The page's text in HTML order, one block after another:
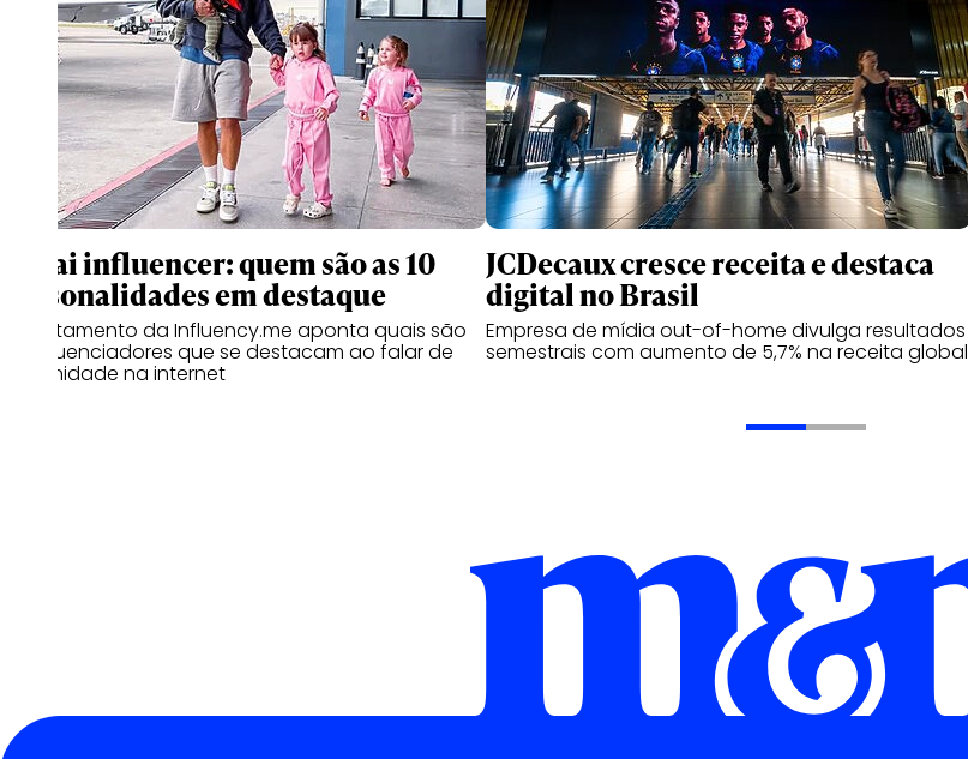
Papai influencer: quem são as 10
personalidades em destaque
Levantamento da Influency.me aponta quais são
os influenciadores que se destacam ao falar de
paternidade na internet
JCDecaux cresce receita e destaca
digital no Brasil
Empresa de mídia out-of-home divulga resultados
semestrais com aumento de 5,7% na receita global